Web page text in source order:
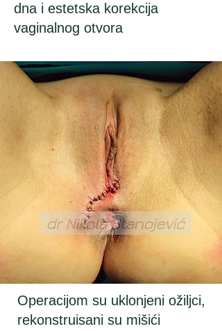
dna i estetska korekcija
vaginalnog otvora
Operacijom su uklonjeni ožiljci,
rekonstruisani su mišići